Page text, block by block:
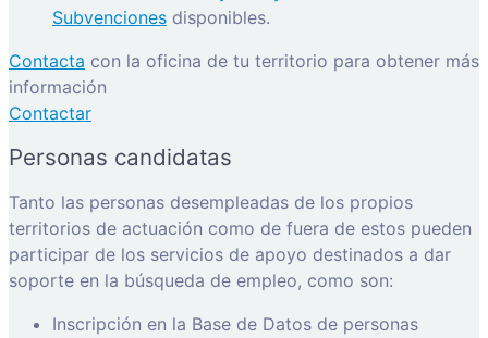
Subvenciones disponibles.
Contacta con la oficina de tu territorio para obtener más
información
Contactar
Personas candidatas
Tanto las personas desempleadas de los propios
territorios de actuación como de fuera de estos pueden
participar de los servicios de apoyo destinados a dar
soporte en la búsqueda de empleo, como son:
Inscripción en la Base de Datos de personas